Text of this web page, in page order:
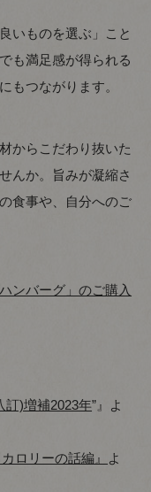
いものを選ぶ」こと
も満足感が得られる
もつながります。
からこだわり抜いた
んか。旨みが凝縮さ
食事や、自分へのご
ンバーグ」のご購入
訂)増補2023年”』よ
ロリーの話編』
よ